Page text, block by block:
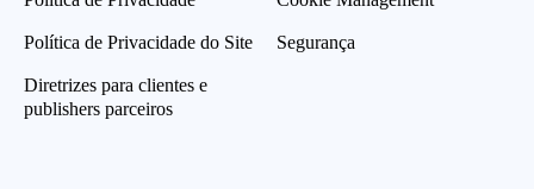
Política de Privacidade do Site
Diretrizes para clientes e
publishers parceiros
Segurança